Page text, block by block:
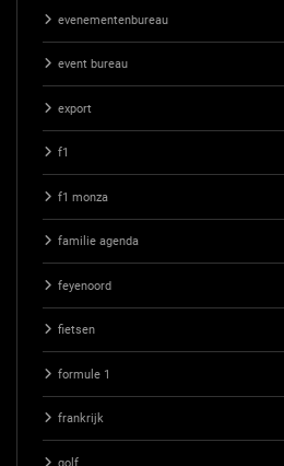
evenementenbureau
event bureau
export
f1
f1 monza
familie agenda
feyenoord
fietsen
formule 1
frankrijk
golf